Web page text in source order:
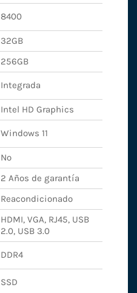
8400
32GB
256GB
Integrada
Intel HD Graphics
Windows 11
No
2 Años de garantía
Reacondicionado
HDMI, VGA, RJ45, USB
2.0, USB 3.0
DDR4
SSD